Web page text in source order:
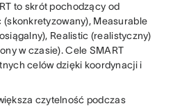
to skrót pochodzący od
(skonkretyzowany), Measurable
Realistic (realistyczny)
w czasie). Cele SMART
celów dzięki koordynacji i
czytelność podczas